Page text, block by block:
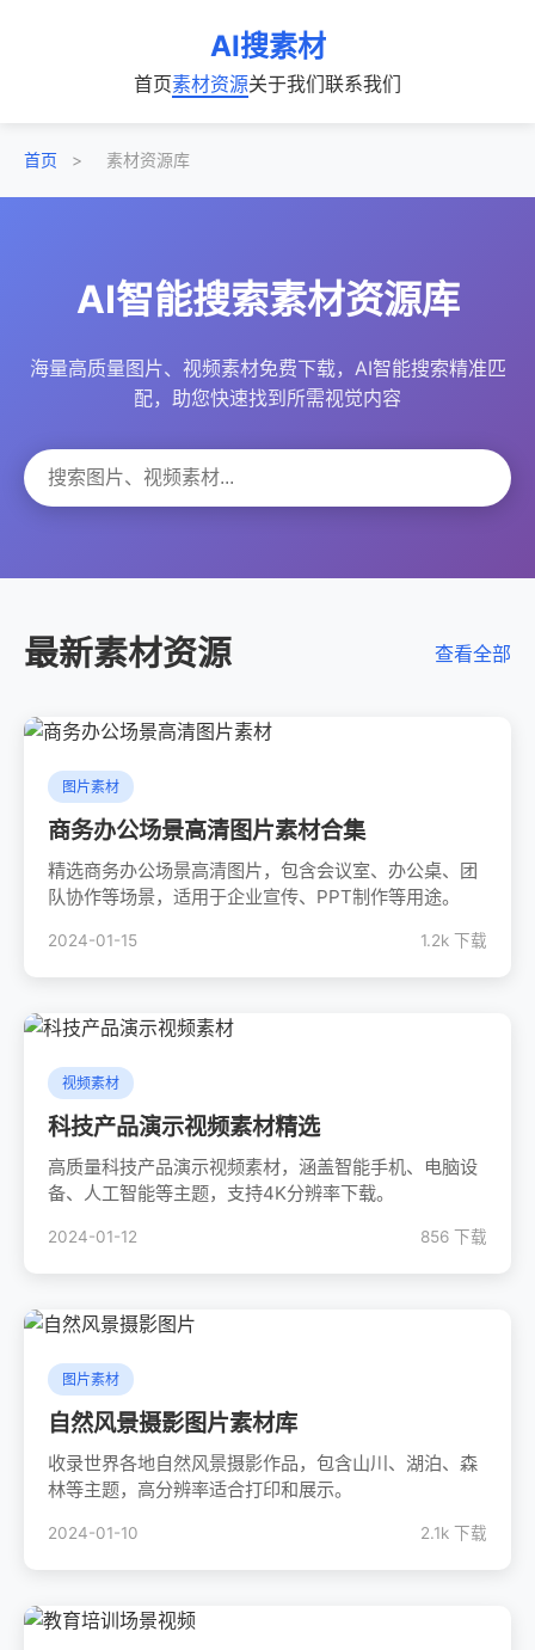
AI搜素材
首页素材资源关于我们联系我们
首页 > 素材资源库
AI智能搜索素材资源库
海量高质量图片、视频素材免费下载，AI智能搜索精准匹
配，助您快速找到所需视觉内容
最新素材资源 查看全部
图片素材
商务办公场景高清图片素材合集
精选商务办公场景高清图片，包含会议室、办公桌、团
队协作等场景，适用于企业宣传、PPT制作等用途。
2024-01-15 1.2k 下载
视频素材
科技产品演示视频素材精选
高质量科技产品演示视频素材，涵盖智能手机、电脑设
备、人工智能等主题，支持4K分辨率下载。
2024-01-12 856 下载
图片素材
自然风景摄影图片素材库
收录世界各地自然风景摄影作品，包含山川、湖泊、森
林等主题，高分辨率适合打印和展示。
2024-01-10 2.1k 下载